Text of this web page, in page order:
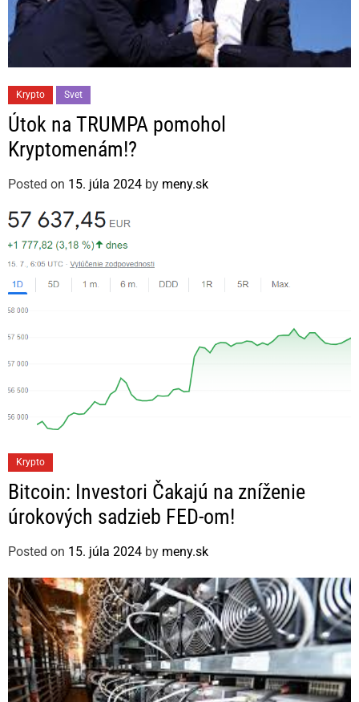
a
t
e
o
r
Krypto Svet
Útok na TRUMPA pomohol
Kryptomenám!?
Posted on 15. júla 2024 by meny.sk
a
t
e
o
r
e
s
Krypto
Bitcoin: Investori Čakajú na zníženie
úrokových sadzieb FED-om!
Posted on 15. júla 2024 by meny.sk